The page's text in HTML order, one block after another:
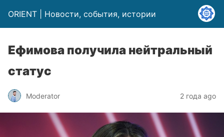
ORIENT | Новости, события, истории
Ефимова получила нейтральный
статус
Moderator 2 года ago